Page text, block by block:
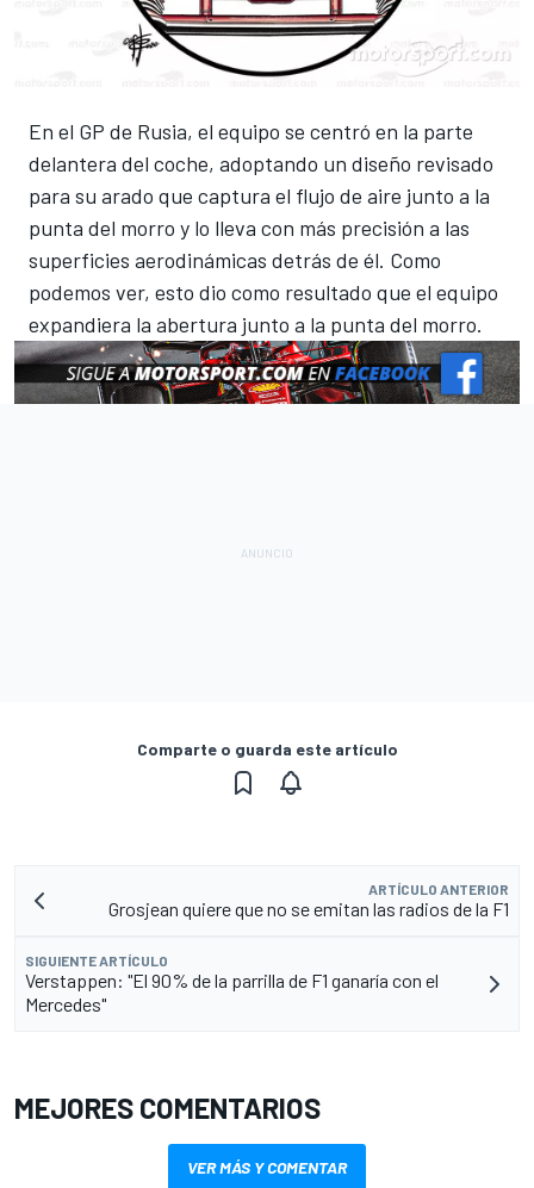
En el GP de Rusia, el equipo se centró en la parte
delantera del coche, adoptando un diseño revisado
para su arado que captura el flujo de aire junto a la
punta del morro y lo lleva con más precisión a las
superficies aerodinámicas detrás de él. Como
podemos ver, esto dio como resultado que el equipo
expandiera la abertura junto a la punta del morro.
Comparte o guarda este artículo
ARTÍCULO ANTERIOR
Grosjean quiere que no se emitan las radios de la F1
SIGUIENTE ARTÍCULO
Verstappen: "El 90% de la parrilla de F1 ganaría con el
Mercedes"
MEJORES COMENTARIOS
VER MÁS Y COMENTAR